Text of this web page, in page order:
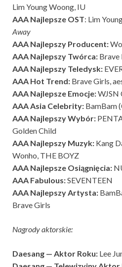
Lim Young Woong, IU
AAA Najlepsze OST: Lim
Away
AAA Najlepszy Producent:
AAA Najlepszy Twórca: Brave
AAA Najlepszy Teledysk:
AAA Hot Trend: Brave Girls,
AAA Najlepsze Emocje:WJSN
AAA Asia Celebrity: BamBam
AAA Najlepszy Wybór:
Golden Child
AAA Najlepszy Muzyk: Kang
Wonho, THE BOYZ
AAA Najlepsze Osiągnięcia:
AAA Fabulous:SEVENTEEN
AAA Najlepszy Artysta:
Brave Girls
Nagrody aktorskie:
Daesang — Aktor Roku: Lee